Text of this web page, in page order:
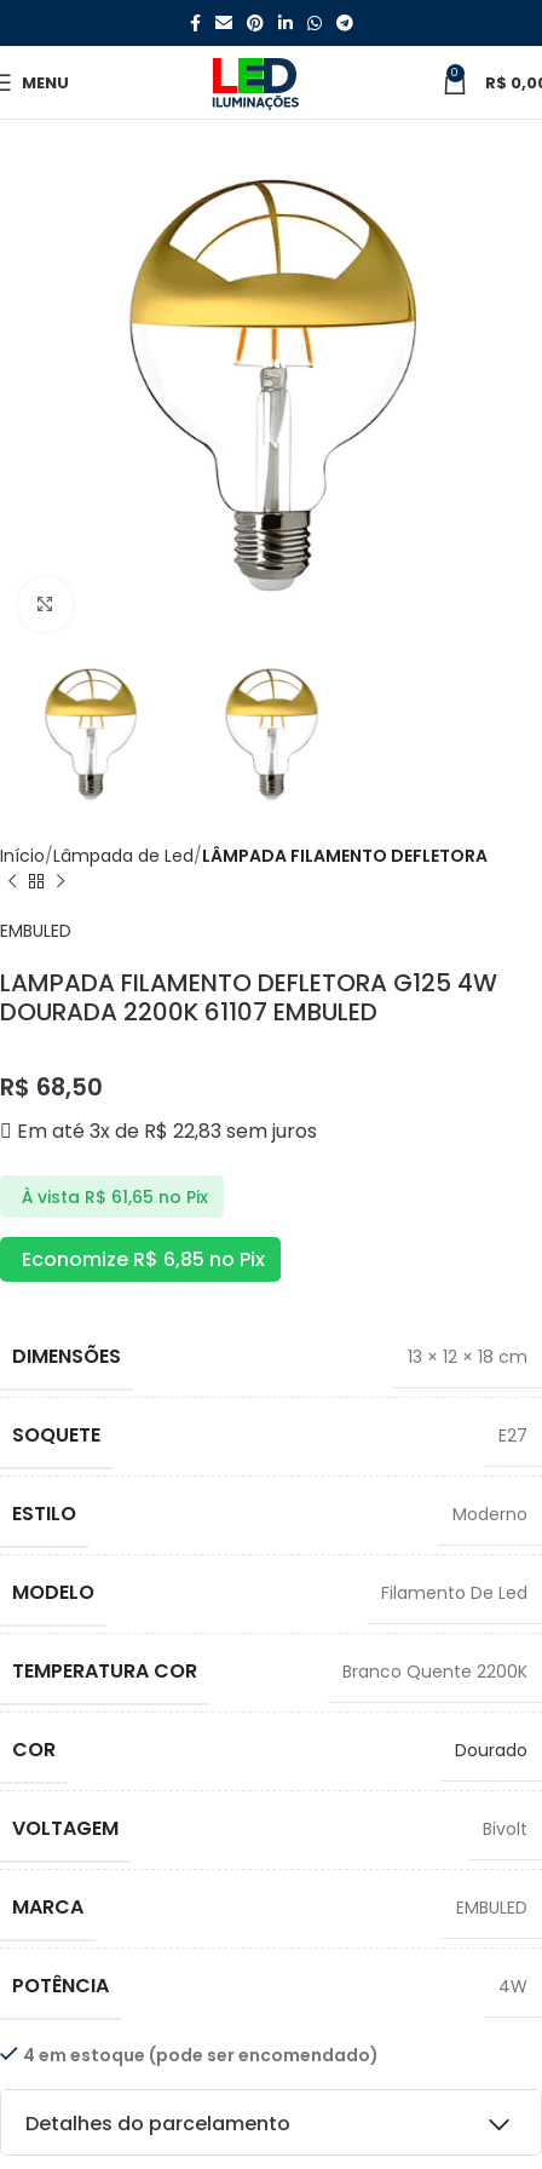
MENU 0 R$
Início Lâmpada de Led LÂMPADA FILAMENTO DEFLETORA
EMBULED
LAMPADA FILAMENTO DEFLETORA G125 4W
DOURADA 2200K 61107 EMBULED
R$ 68,50
Em até 3x de R$ 22,83 sem juros
À vista R$ 61,65 no Pix
Economize R$ 6,85 no Pix
DIMENSÕES 13 × 12 × 18 cm
SOQUETE E27
ESTILO Moderno
MODELO Filamento De Led
TEMPERATURA COR Branco Quente 2200K
COR Dourado
VOLTAGEM Bivolt
MARCA EMBULED
POTÊNCIA 4W
4 em estoque (pode ser encomendado)
Detalhes do parcelamento